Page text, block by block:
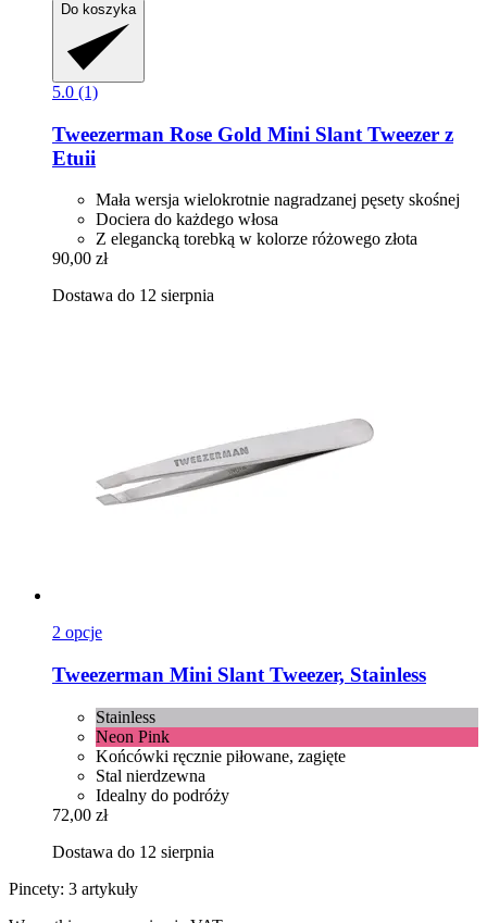
Do koszyka
5.0 (1)
Tweezerman Rose Gold Mini Slant Tweezer z
Etuii
Mała wersja wielokrotnie nagradzanej pęsety skośnej
Dociera do każdego włosa
Z elegancką torebką w kolorze różowego złota
90,00 zł
Dostawa do 12 sierpnia
2 opcje
Tweezerman Mini Slant Tweezer, Stainless
Stainless
Neon Pink
Końcówki ręcznie piłowane, zagięte
Stal nierdzewna
Idealny do podróży
72,00 zł
Dostawa do 12 sierpnia
Pincety: 3 artykuły